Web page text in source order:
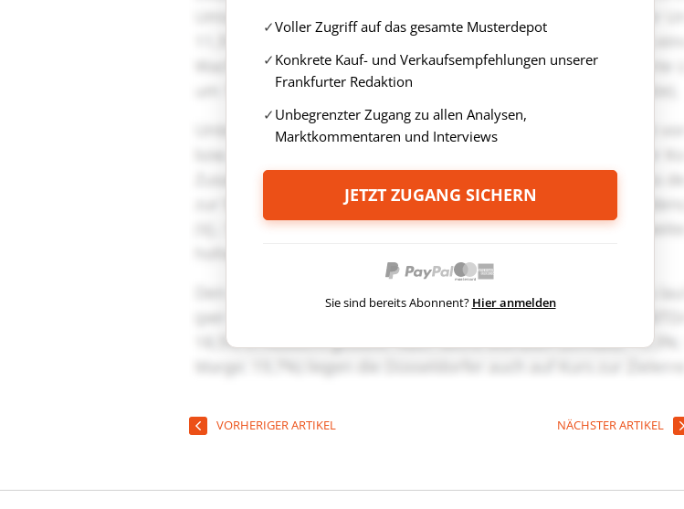
Voller Zugriff auf das gesamte Musterdepot
Konkrete Kauf- und Verkaufsempfehlungen unserer
Frankfurter Redaktion
Unbegrenzter Zugang zu allen Analysen,
Marktkommentaren und Interviews
JETZT ZUGANG SICHERN
Sie sind bereits Abonnent? Hier anmelden
VORHERIGER ARTIKEL NÄCHSTER ARTIKEL